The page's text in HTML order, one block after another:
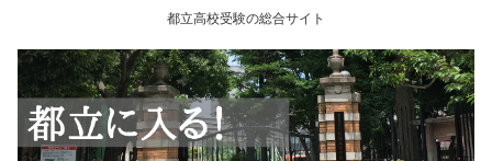
都立高校受験の総合サイト